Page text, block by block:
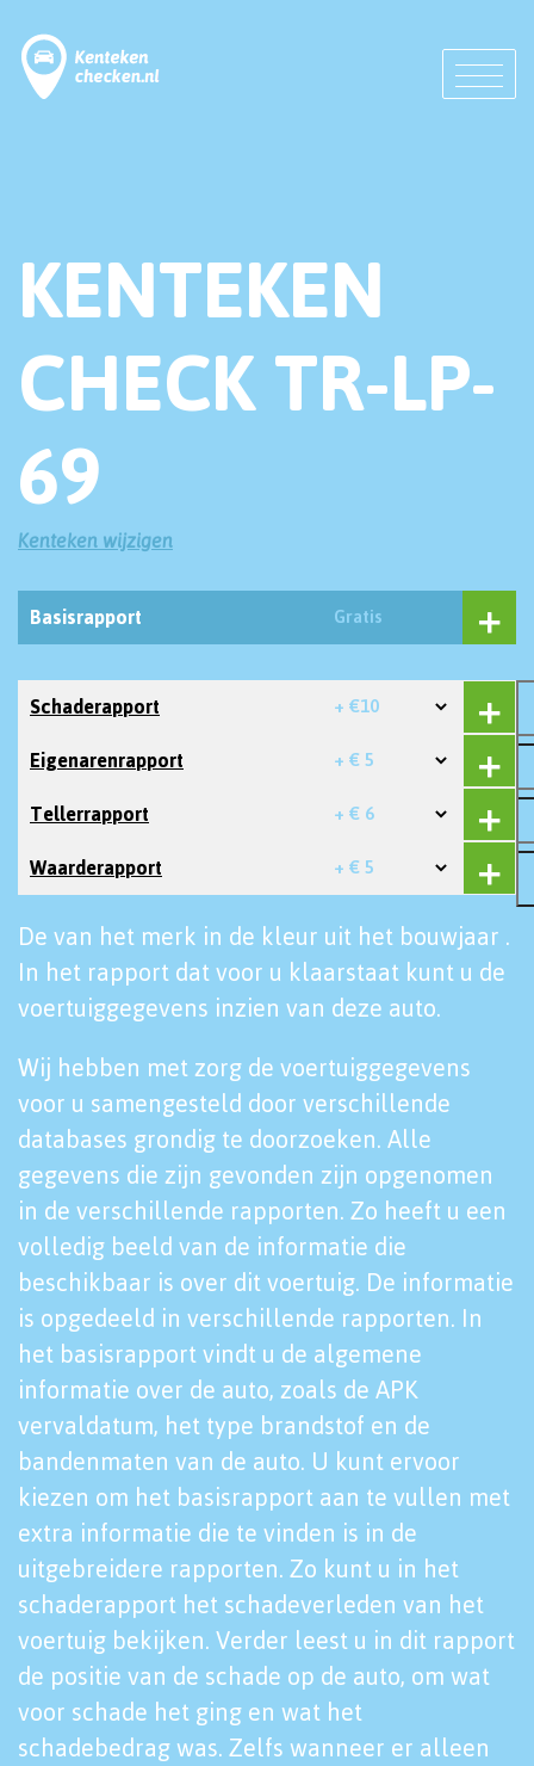
KENTEKEN
CHECK TR-LP-
69
Kenteken wijzigen
Basisrapport Gratis
Schaderapport + €10
Eigenarenrapport + € 5
Tellerrapport + € 6
Waarderapport + € 5
De van het merk in de kleur uit het bouwjaar .
In het rapport dat voor u klaarstaat kunt u de
voertuiggegevens inzien van deze auto.
Wij hebben met zorg de voertuiggegevens
voor u samengesteld door verschillende
databases grondig te doorzoeken. Alle
gegevens die zijn gevonden zijn opgenomen
in de verschillende rapporten. Zo heeft u een
volledig beeld van de informatie die
beschikbaar is over dit voertuig. De informatie
is opgedeeld in verschillende rapporten. In
het basisrapport vindt u de algemene
informatie over de auto, zoals de APK
vervaldatum, het type brandstof en de
bandenmaten van de auto. U kunt ervoor
kiezen om het basisrapport aan te vullen met
extra informatie die te vinden is in de
uitgebreidere rapporten. Zo kunt u in het
schaderapport het schadeverleden van het
voertuig bekijken. Verder leest u in dit rapport
de positie van de schade op de auto, om wat
voor schade het ging en wat het
schadebedrag was. Zelfs wanneer er alleen